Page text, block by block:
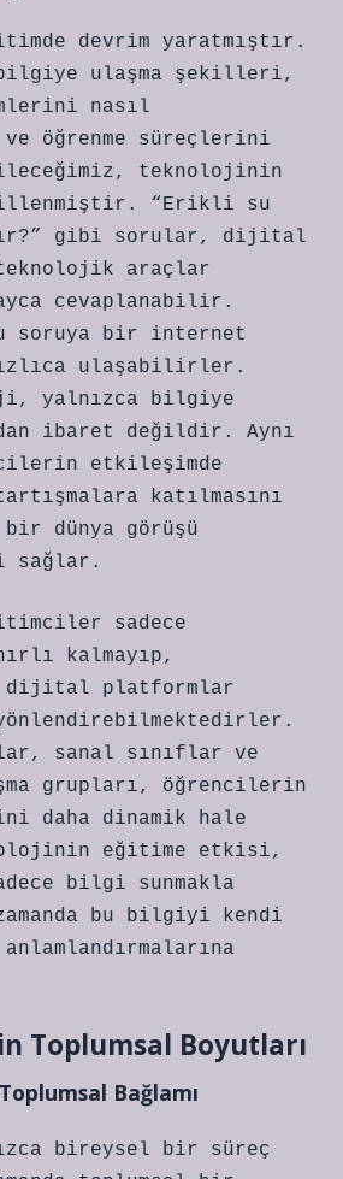
devrim yaratmıştır.
ulaşma şekilleri,
nasıl
ve öğrenme süreçlerini
teknolojinin
“Erikli su
gibi sorular, dijital
araçlar
cevaplanabilir.
soruya bir internet
ulaşabilirler.
yalnızca bilgiye
ibaret değildir. Aynı
etkileşimde
katılmasını
dünya görüşü
sağlar.
sadece
kalmayıp,
dijital platformlar
sanal sınıflar ve
grupları, öğrencilerin
daha dinamik hale
eğitime etkisi,
bilgi sunmakla
bu bilgiyi kendi
Toplumsal Boyutları
Bağlamı
bireysel bir süreç